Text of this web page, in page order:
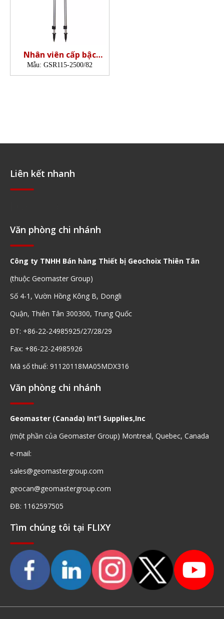
Nhân viên cấp bậc
Bipod (2,5m)
Mẫu: GSR115-2500/82
Liên kết nhanh
Văn phòng chi nhánh
Công ty TNHH Bán hàng Thiết bị Geochoix Thiên Tân
(thuộc Geomaster Group)
Số 4-1, Vườn Hồng Kông B, Dongli
Quận, Thiên Tân 300300, Trung Quốc
ĐT: +86-22-24985925/27/28/29
Fax: +86-22-24985926
Mã số thuế: 91120118MA05MDX316
Văn phòng chi nhánh
Geomaster (Canada) Int'l Supplies,Inc
(một phần của Geomaster Group) Montreal, Quebec, Canada
e-mail:
sales@geomastergroup.com
geocan@geomastergroup.com
ĐB: 1162597505
Tìm chúng tôi tại FLIXY